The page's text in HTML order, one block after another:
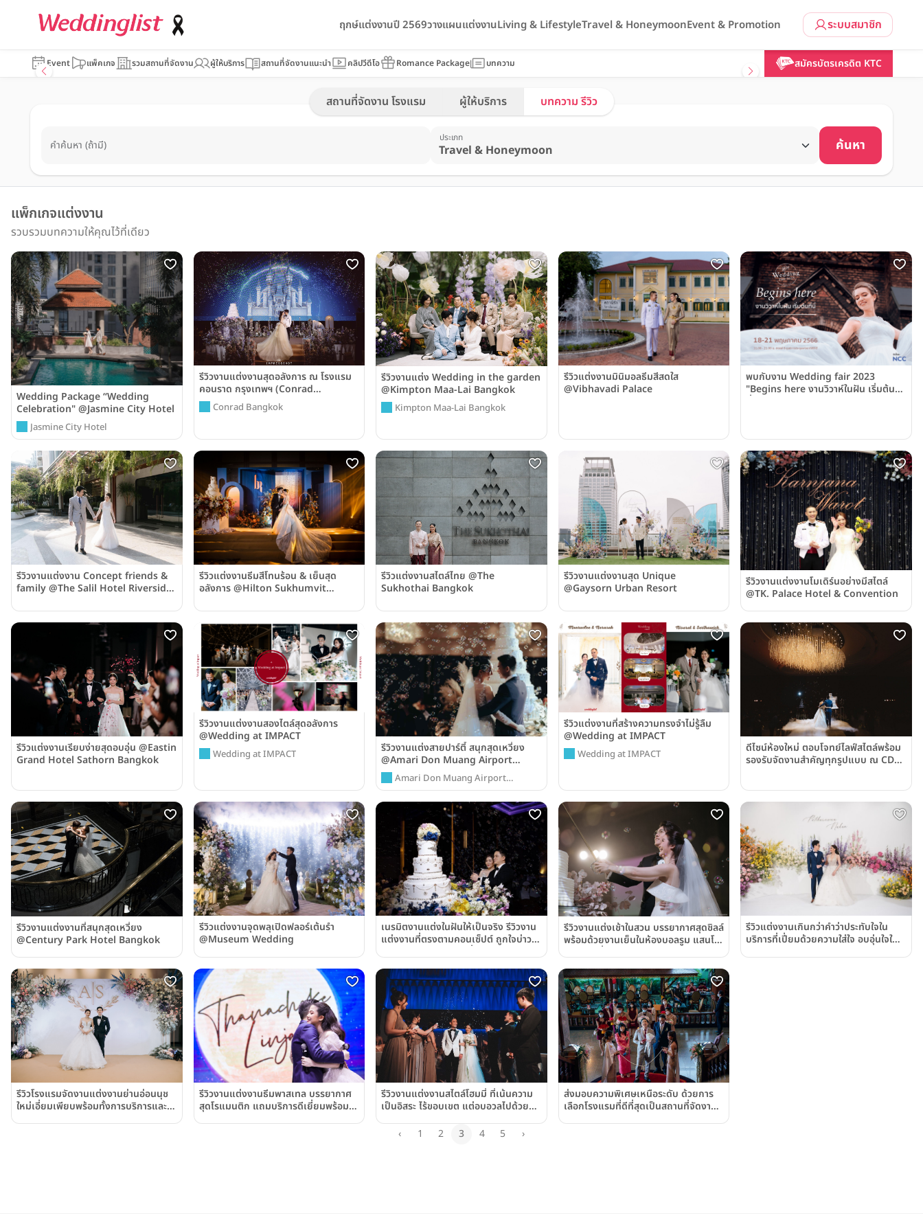
ระบบสมาชิก
ฤกษ์แต่งงานปี 2569วางแผนแต่งงานLiving & LifestyleTravel & HoneymoonEvent & Promotion
Event แพ็คเกจ รวมสถานที่จัดงาน ผู้ให้บริการ สถานที่จัดงานแนะนำ คลิปวีดีโอ Romance Package บทความ สมัครบัตรเครดิต KTC
สถานที่จัดงาน โรงแรม ผู้ให้บริการ บทความ รีวิว
คำค้นหา (ถ้ามี)
ประเภท ค้นหา
แพ็กเกจแต่งงาน
รวบรวมบทความให้คุณไว้ที่เดียว
Wedding Package “Wedding
Celebration" @Jasmine City Hotel
Jasmine City Hotel
รีวิวงานแต่งงานสุดอลังการ ณ โรงแรม
คอนราด กรุงเทพฯ (Conrad
Bangkok)
Conrad Bangkok
รีวิวงานแต่ง Wedding in the garden
@Kimpton Maa-Lai Bangkok
Kimpton Maa-Lai Bangkok
รีวิวแต่งงานมินิมอลธีมสีสดใส
@Vibhavadi Palace
พบกับงาน Wedding fair 2023
"Begins here งานวิวาห์ในฝัน เริ่มต้นที่
รีวิวงานแต่งงาน Concept friends &
family @The Salil Hotel Riverside
รีวิวแต่งงานธีมสีโทนร้อน & เย็นสุด
อลังการ @Hilton Sukhumvit
รีวิวแต่งงานสไตล์ไทย @The
Sukhothai Bangkok
รีวิวงานแต่งงานสุด Unique
@Gaysorn Urban Resort
รีวิวงานแต่งงานโมเดิร์นอย่างมีสไตล์
@TK. Palace Hotel & Convention
รีวิวแต่งงานเรียบง่ายสุดอบอุ่น @Eastin
Grand Hotel Sathorn Bangkok
รีวิวงานแต่งงานสองไตล์สุดอลังการ
@Wedding at IMPACT
Wedding at IMPACT
รีวิวงานแต่งสายปาร์ตี้ สนุกสุดเหวี่ยง
@Amari Don Muang Airport
Bangkok
Amari Don Muang Airport
Bangkok
รีวิวแต่งงานที่สร้างความทรงจำไม่รู้ลืม
@Wedding at IMPACT
Wedding at IMPACT
ดีไซน์ห้องใหม่ ตอบโจทย์ไลฟ์สไตล์พร้อม
รองรับจัดงานสำคัญทุกรูปแบบ ณ CDC
รีวิวงานแต่งงานที่สนุกสุดเหวี่ยง
@Century Park Hotel Bangkok
รีวิวแต่งงานจุดพลุเปิดฟลอร์เต้นรำ
@Museum Wedding
เนรมิตงานแต่งในฝันให้เป็นจริง รีวิวงาน
แต่งงานที่ตรงตามคอนเซ็ปต์ ถูกใจบ่าว
รีวิวงานแต่งเช้าในสวน บรรยากาศสุดชิลล์
พร้อมด้วยงานเย็นในห้องบอลรูม แสนโร
(Bangkok Marriott Hotel The
Surawongse)
รีวิวแต่งงานเกินกว่าคำว่าประทับใจใน
บริการที่เปี่ยมด้วยความใส่ใจ อบอุ่นใจใน
รีวิวโรงแรมจัดงานแต่งงานย่านอ่อนนุช
ใหม่เอี่ยมเพียบพร้อมทั้งการบริการและ
รีวิวงานแต่งงานธีมพาสเทล บรรยากาศ
สุดโรแมนติก แถมบริการดีเยี่ยมพร้อม
รีวิวงานแต่งงานสไตล์โฮมมี่ ที่เน้นความ
เป็นอิสระ ไร้ขอบเขต แต่อบอวลไปด้วย
@Le Méridien Bangkok (โรงแรมเลอ
ส่งมอบความพิเศษเหนือระดับ ด้วยการ
เลือกโรงแรมที่ดีที่สุดเป็นสถานที่จัดงาน
‹ 1 2 3 4 5 ›